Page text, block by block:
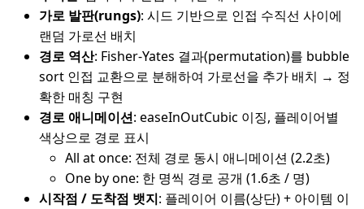
가로 발판(rungs): 시드 기반으로 인접 수직선 사이에
랜덤 가로선 배치
경로 역산: Fisher-Yates 결과(permutation)를 bubble
sort 인접 교환으로 분해하여 가로선을 추가 배치 → 정
확한 매칭 구현
경로 애니메이션: easeInOutCubic 이징, 플레이어별
색상으로 경로 표시
All at once: 전체 경로 동시 애니메이션 (2.2초)
One by one: 한 명씩 경로 공개 (1.6초 / 명)
시작점 / 도착점 뱃지: 플레이어 이름(상단) + 아이템 이